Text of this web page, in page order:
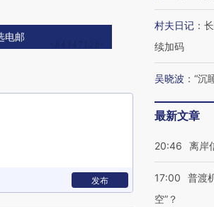
电邮
发布
村夫日记 ：
续加码
吴晓波 ： “沉
最新文章
20:46 离岸
17:00
普渡
空”？